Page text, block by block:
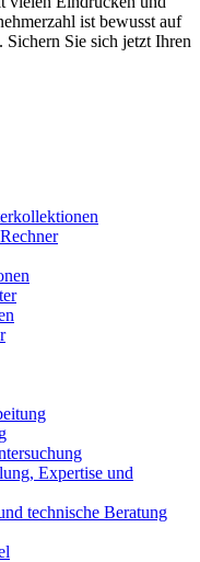
ist bewusst auf
Sichern Sie sich jetzt Ihren
Expertise und
technische Beratung